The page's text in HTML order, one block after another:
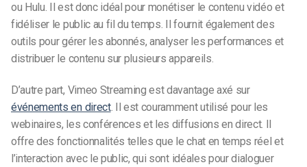
ou Hulu. Il est donc idéal pour monétiser le contenu vidéo et
fidéliser le public au fil du temps. Il fournit également des
outils pour gérer les abonnés, analyser les performances et
distribuer le contenu sur plusieurs appareils.
D’autre part, Vimeo Streaming est davantage axé sur
événements en direct. Il est couramment utilisé pour les
webinaires, les conférences et les diffusions en direct. Il
offre des fonctionnalités telles que le chat en temps réel et
l’interaction avec le public, qui sont idéales pour dialoguer